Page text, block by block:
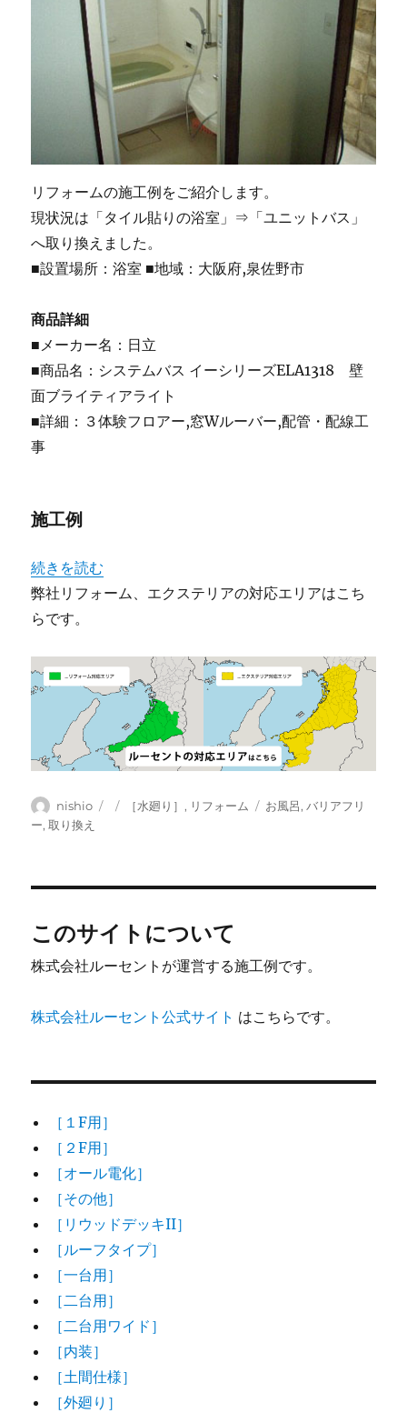
リフォームの施工例をご紹介します。
現状況は「タイル貼りの浴室」⇒「ユニットバス」
へ取り換えました。
■設置場所：浴室 ■地域：大阪府,泉佐野市
商品詳細
■メーカー名：日立
■商品名：システムバス イーシリーズELA1318 壁
面ブライティアライト
■詳細：３体験フロアー,窓Wルーバー,配管・配線工
事
施工例
“［ユニットバス]E-SERIES（イー・シリーズ）” の
続きを読む
弊社リフォーム、エクステリアの対応エリアはこち
らです。
投
稿
nishio
投
カ［水廻り］ , リフォーム
タ
お風呂, バリアフリ
ー,取り換え
このサイトについて
株式会社ルーセントが運営する施工例です。
株式会社ルーセント公式サイト はこちらです。
［１F用］
［２F用］
［オール電化］
［その他］
［リウッドデッキII］
［ルーフタイプ］
［一台用］
［二台用］
［二台用ワイド］
［内装］
［土間仕様］
［外廻り］